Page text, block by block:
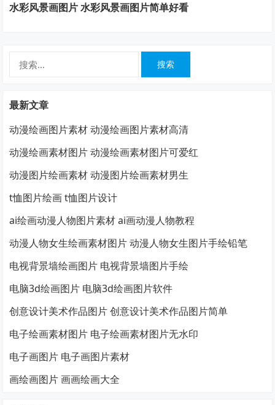
水彩风景画图片 水彩风景画图片简单好看
最新文章
动漫绘画图片素材 动漫绘画图片素材高清
动漫绘画素材图片 动漫绘画素材图片可爱红
动漫图片绘画素材 动漫图片绘画素材男生
t恤图片绘画 t恤图片设计
ai绘画动漫人物图片素材 ai画动漫人物教程
动漫人物女生绘画素材图片 动漫人物女生图片手绘铅笔
电视背景墙绘画图片 电视背景墙图片手绘
电脑3d绘画图片 电脑3d绘画图片软件
创意设计美术作品图片 创意设计美术作品图片简单
电子绘画素材图片 电子绘画素材图片无水印
电子画图片 电子画图片素材
画绘画图片 画画绘画大全